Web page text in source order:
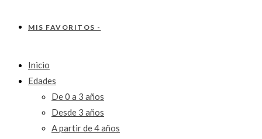
MIS FAVORITOS -
Inicio
Edades
De 0 a 3 años
Desde 3 años
A partir de 4 años